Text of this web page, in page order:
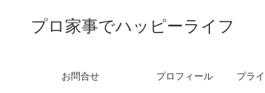
プロ家事でハッピーライフ
お問合せ プロフィール